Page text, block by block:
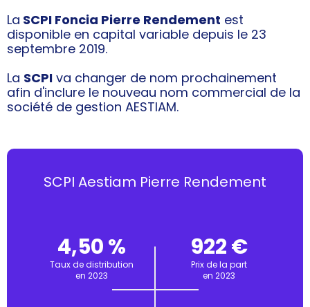
La SCPI Foncia Pierre Rendement est
disponible en capital variable depuis le 23
septembre 2019.
La SCPI va changer de nom prochainement
afin d'inclure le nouveau nom commercial de la
société de gestion AESTIAM.
SCPI Aestiam Pierre Rendement
4,50 %
Taux de distribution
en 2023
922 €
Prix de la part
en 2023